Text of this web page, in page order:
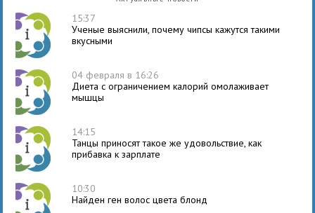
15:37
Ученые выяснили, почему чипсы кажутся такими
вкусными
04 февраля в 16:26
Диета с ограничением калорий омолаживает
мышцы
14:15
Танцы приносят такое же удовольствие, как
прибавка к зарплате
10:30
Найден ген волос цвета блонд